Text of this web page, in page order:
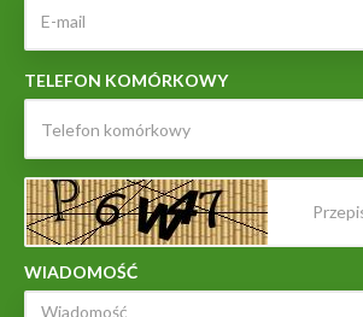
TELEFON KOMÓRKOWY
WIADOMOŚĆ